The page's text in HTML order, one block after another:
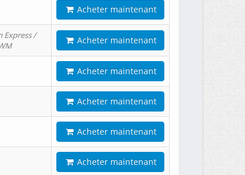
Acheter maintenant
Express /
Acheter maintenant
Acheter maintenant
Acheter maintenant
Acheter maintenant
Acheter maintenant